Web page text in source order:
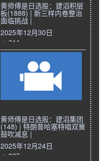
黄师傅是日选股：建滔积层
板(1888) | 新三样内卷整治
面临挑战 |
2025年12月30日
611
黄师傅是日选股：建滔集团
(148) | 特朗普哈塞特唱双簧
鼓吹减息 |
2025年12月24日
825